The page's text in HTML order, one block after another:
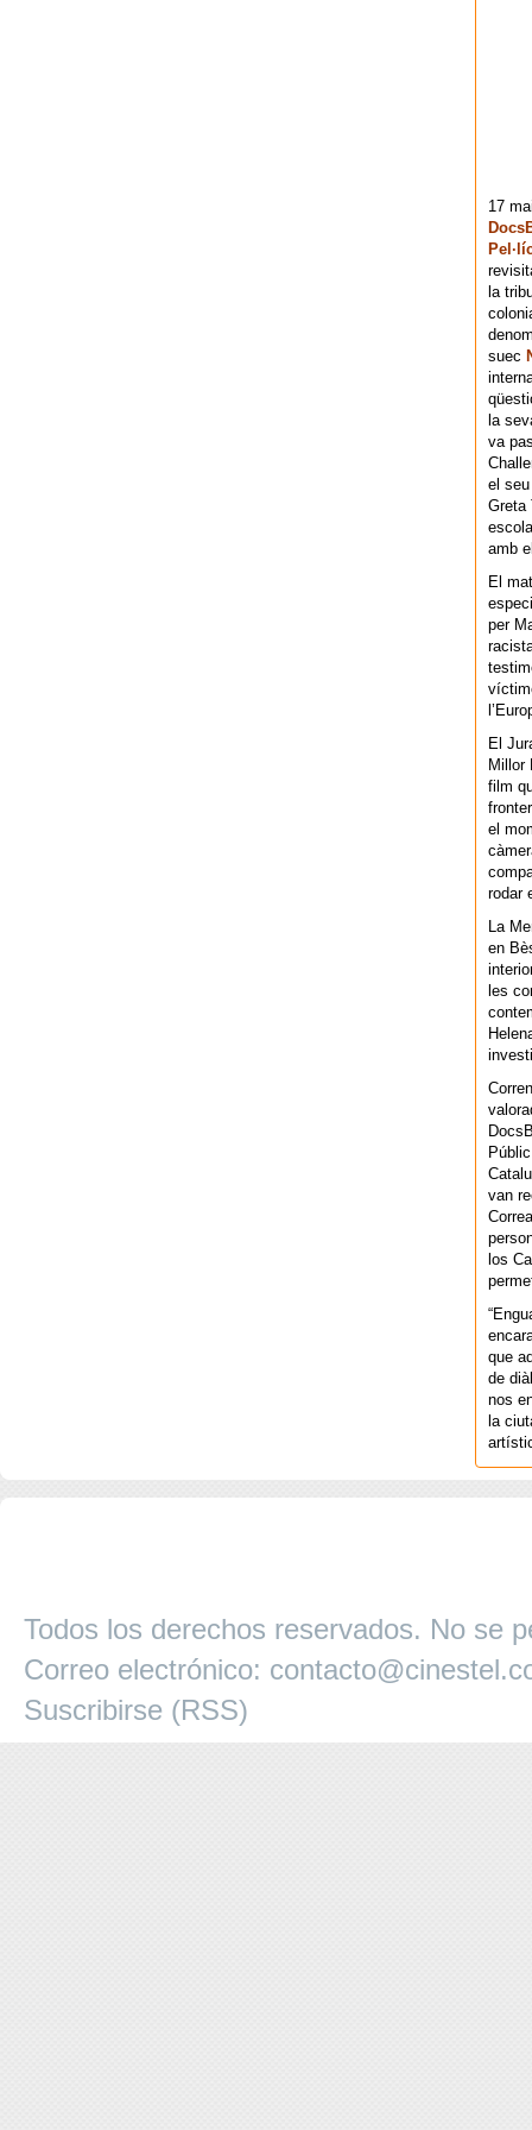
17
la
suec
la
va
el
Greta
amb
El
per
El
Millor
film
el
rodar
La
en
les
van
los
que
de
nos
la
Todos los derechos reservados. No se
Correo electrónico:
Suscribirse (RSS)